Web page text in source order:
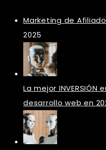
Marketing de
2025
La mejor
desarrollo web en